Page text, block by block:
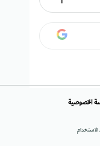
الخصوصية